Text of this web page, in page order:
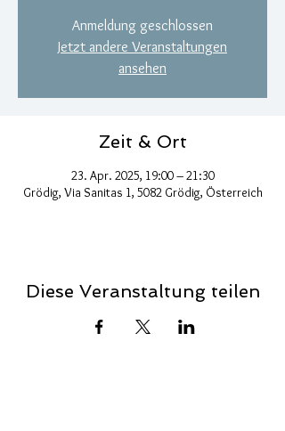
Anmeldung geschlossen
Jetzt andere Veranstaltungen
ansehen
Zeit & Ort
23. Apr. 2025, 19:00 – 21:30
Grödig, Via Sanitas 1, 5082 Grödig, Österreich
Diese Veranstaltung teilen